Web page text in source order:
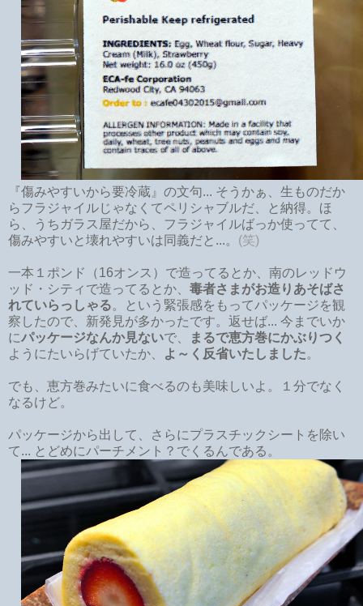
『傷みやすいから要冷蔵』の文句... そうかぁ、生ものだか
らフラジャイルじゃなくてペリシャブルだ、と納得。ほ
ら、うちガラス屋だから、フラジャイルばっか使ってて、
傷みやすいと壊れやすいは同義だと...。 (笑)
一本１ポンド（16オンス）で造ってるとか、南のレッドウ
ッド・シティで造ってるとか、 毒者さまがお造りあそばさ
れていらっしゃる。という緊張感をもってパッケージを観
察したので、新発見が多かったです。返せば... 今までいか
にパッケージなんか見ないで、
まるで恵方巻にかぶりつく
ようにたいらげていたか、
よ～く反省いたしました。
でも、恵方巻みたいに食べるのも美味しいよ。１分でなく
なるけど。
パッケージから出して、さらにプラスチックシートを除い
て... とどめにパーチメント？でくるんである。